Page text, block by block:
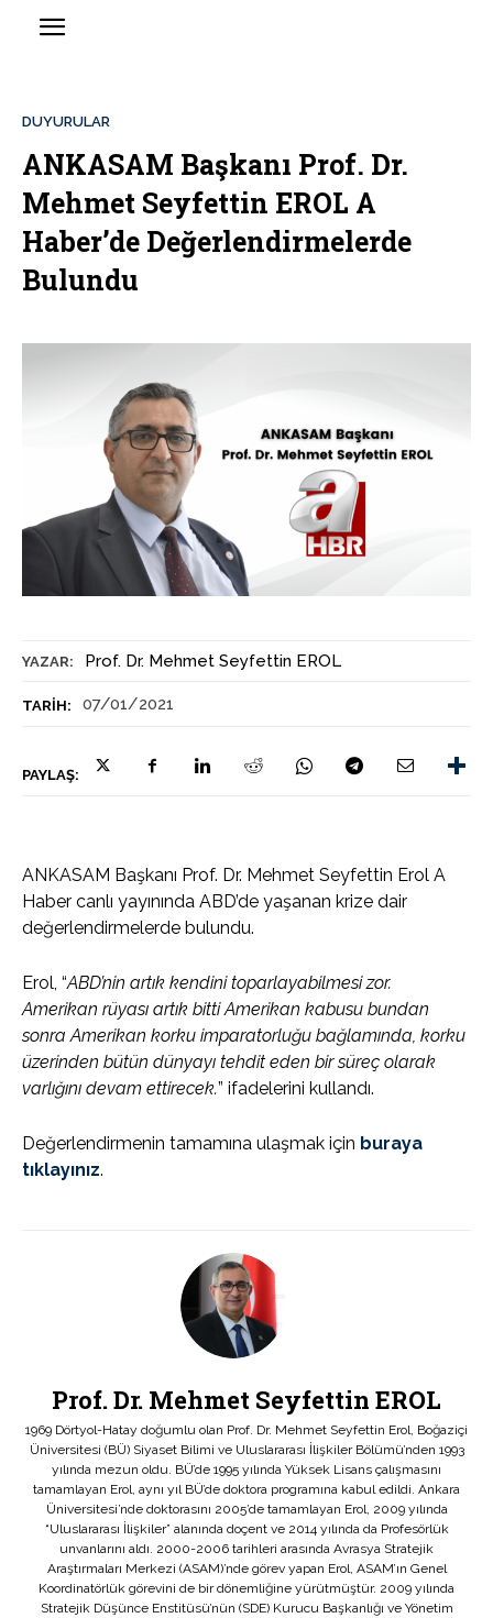
YAZAR: Prof. Dr. Mehmet Seyfettin EROL
TARIH: 07/01/2021
PAYLAŞ:
DUYURULAR
ANKASAM Başkanı Prof. Dr.
Mehmet Seyfettin EROL A
Haber’de Değerlendirmelerde
Bulundu
ANKASAM Başkanı Prof. Dr. Mehmet Seyfettin Erol A
Haber canlı yayınında ABD’de yaşanan krize dair
değerlendirmelerde bulundu.
Erol, “ABD’nin artık kendini toparlayabilmesi zor.
Amerikan rüyası artık bitti Amerikan kabusu bundan
sonra Amerikan korku imparatorluğu bağlamında, korku
üzerinden bütün dünyayı tehdit eden bir süreç olarak
varlığını devam ettirecek.” ifadelerini kullandı.
Değerlendirmenin tamamına ulaşmak için buraya
tıklayınız.
Prof. Dr. Mehmet Seyfettin EROL
1969 Dörtyol-Hatay doğumlu olan Prof. Dr. Mehmet Seyfettin Erol, Boğaziçi
Üniversitesi (BÜ) Siyaset Bilimi ve Uluslararası İlişkiler Bölümü’nden 1993
yılında mezun oldu. BÜ’de 1995 yılında Yüksek Lisans çalışmasını
tamamlayan Erol, aynı yıl BÜ’de doktora programına kabul edildi. Ankara
Üniversitesi’nde doktorasını 2005’de tamamlayan Erol, 2009 yılında
“Uluslararası İlişkiler” alanında doçent ve 2014 yılında da Profesörlük
unvanlarını aldı. 2000-2006 tarihleri arasında Avrasya Stratejik
Araştırmaları Merkezi (ASAM)’nde görev yapan Erol, ASAM’ın Genel
Koordinatörlük görevini de bir dönemliğine yürütmüştür. 2009 yılında
Stratejik Düşünce Enstitüsü’nün (SDE) Kurucu Başkanlığı ve Yönetim